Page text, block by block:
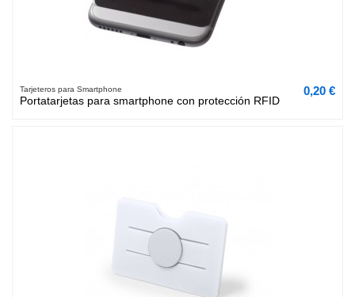
Tarjeteros para Smartphone
Portatarjetas para smartphone con protección RFID
0,20 €